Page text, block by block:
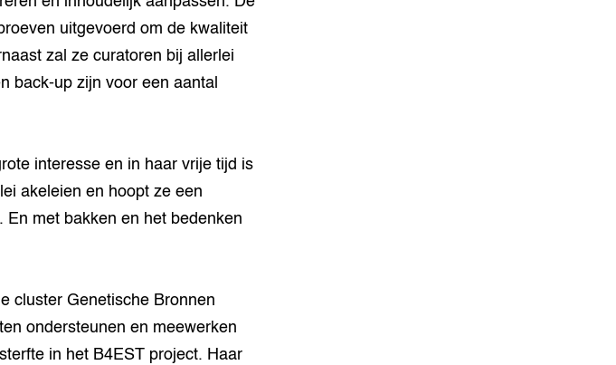
uitgevoerd om de kwaliteit
zal ze curatoren bij allerlei
back-up zijn voor een aantal
interesse en in haar vrije tijd is
akeleien en hoopt ze een
met bakken en het bedenken
cluster Genetische Bronnen
ondersteunen en meewerken
in het B4EST project. Haar